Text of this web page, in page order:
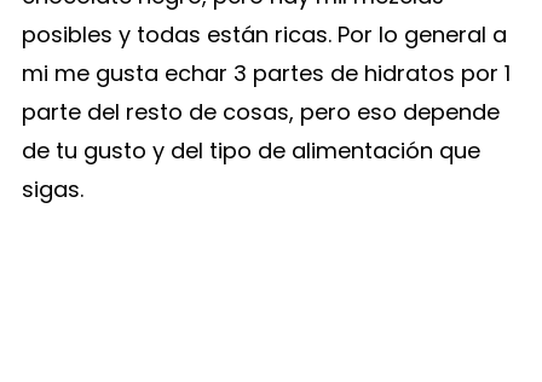
posibles y todas están ricas. Por lo general a
mi me gusta echar 3 partes de hidratos por 1
parte del resto de cosas, pero eso depende
de tu gusto y del tipo de alimentación que
sigas.